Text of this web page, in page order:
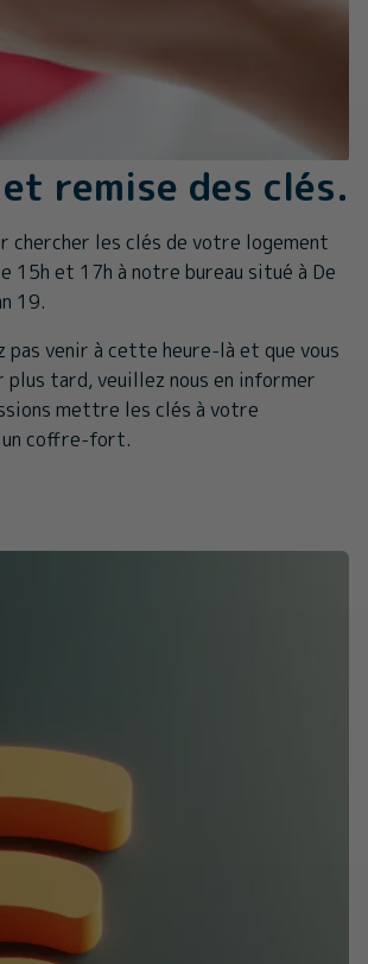
remise des clés.
chercher les clés de votre logement
15h et 17h à notre bureau situé à De
19.
pas venir à cette heure-là et que vous
plus tard, veuillez nous en informer
mettre les clés à votre
un coffre-fort.